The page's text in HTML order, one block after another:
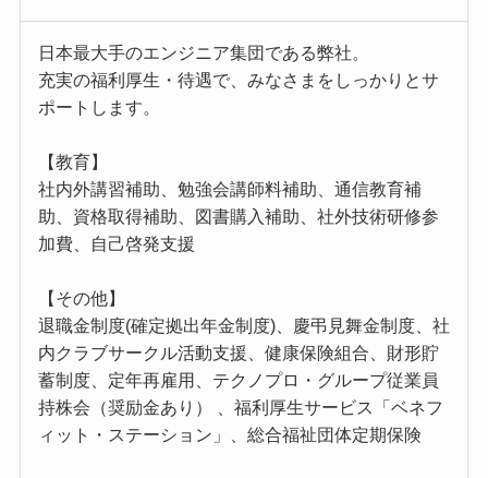
日本最大手のエンジニア集団である弊社。
充実の福利厚生・待遇で、みなさまをしっかりとサ
ポートします。
【教育】
社内外講習補助、勉強会講師料補助、通信教育補
助、資格取得補助、図書購入補助、社外技術研修参
加費、自己啓発支援
【その他】
退職金制度(確定拠出年金制度)、慶弔見舞金制度、社
内クラブサークル活動支援、健康保険組合、財形貯
蓄制度、定年再雇用、テクノプロ・グループ従業員
持株会（奨励金あり） 、福利厚生サービス「ベネフ
ィット・ステーション」、総合福祉団体定期保険